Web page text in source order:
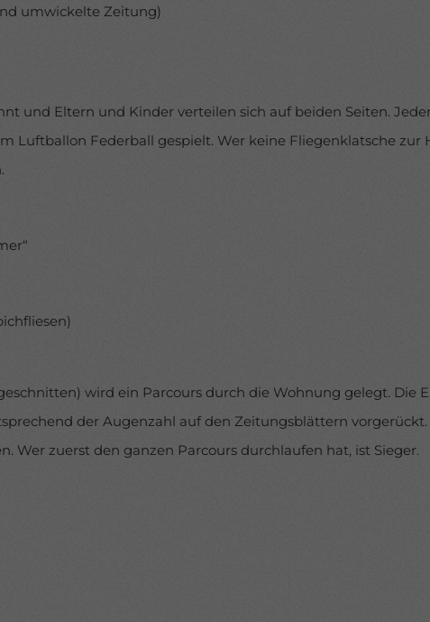
umwickelte Zeitung)
und Eltern und Kinder verteilen sich auf beiden Seiten.
Luftballon Federball gespielt. Wer keine Fliegenklatsche zur
wird ein Parcours durch die Wohnung gelegt. Die
der Augenzahl auf den Zeitungsblättern
Wer zuerst den ganzen Parcours durchlaufen hat, ist Sieger.